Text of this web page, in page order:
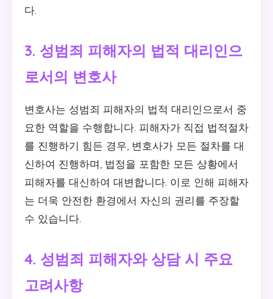
다.
3. 성범죄 피해자의 법적 대리인으
로서의 변호사
변호사는 성범죄 피해자의 법적 대리인으로서 중
요한 역할을 수행합니다. 피해자가 직접 법적절차
를 진행하기 힘든 경우, 변호사가 모든 절차를 대
신하여 진행하며, 법정을 포함한 모든 상황에서
피해자를 대신하여 대변합니다. 이로 인해 피해자
는 더욱 안전한 환경에서 자신의 권리를 주장할
수 있습니다.
4. 성범죄 피해자와 상담 시 주요
고려사항